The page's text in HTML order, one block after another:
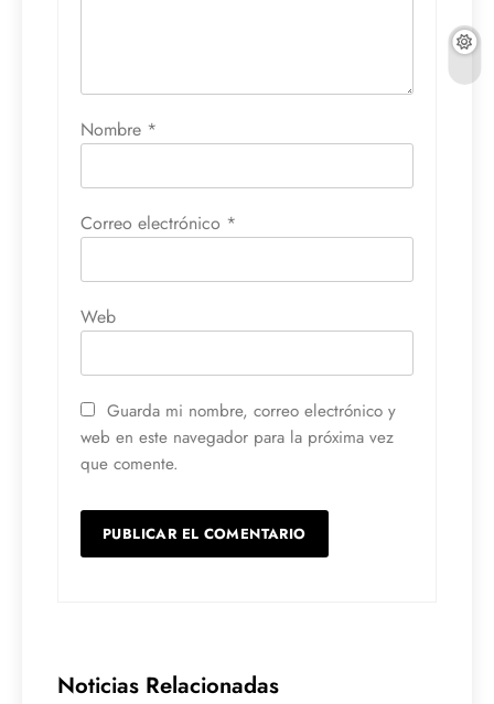
Nombre *
Correo electrónico *
Web
Guarda mi nombre, correo electrónico y
web en este navegador para la próxima vez
que comente.
Noticias Relacionadas